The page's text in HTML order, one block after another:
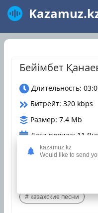
Бейімбет
Длительность:
Битрейт: 320 kbps
Размер: 7.4 Mb
Дата релиза: 11
Загрузки: 5
казахские песни
kazamuz.kz
Would like to send